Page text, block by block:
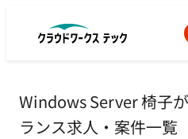
Windows Server 椅子
ランス求人・案件一覧